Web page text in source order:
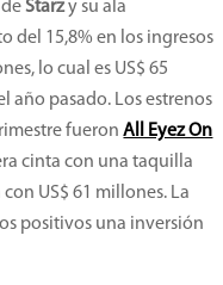
deStarzy su ala
del 15,8% en los ingresos
lo cual es US$ 65
año pasado. Los estrenos
fueronAll Eyez On
cinta con una taquilla
US$ 61 millones. La
positivos una inversión